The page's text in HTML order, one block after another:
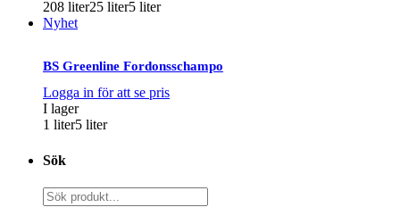
208 liter25 liter5 liter
Nyhet
BS Greenline Fordonsschampo
Logga in för att se pris
I lager
1 liter5 liter
Sök